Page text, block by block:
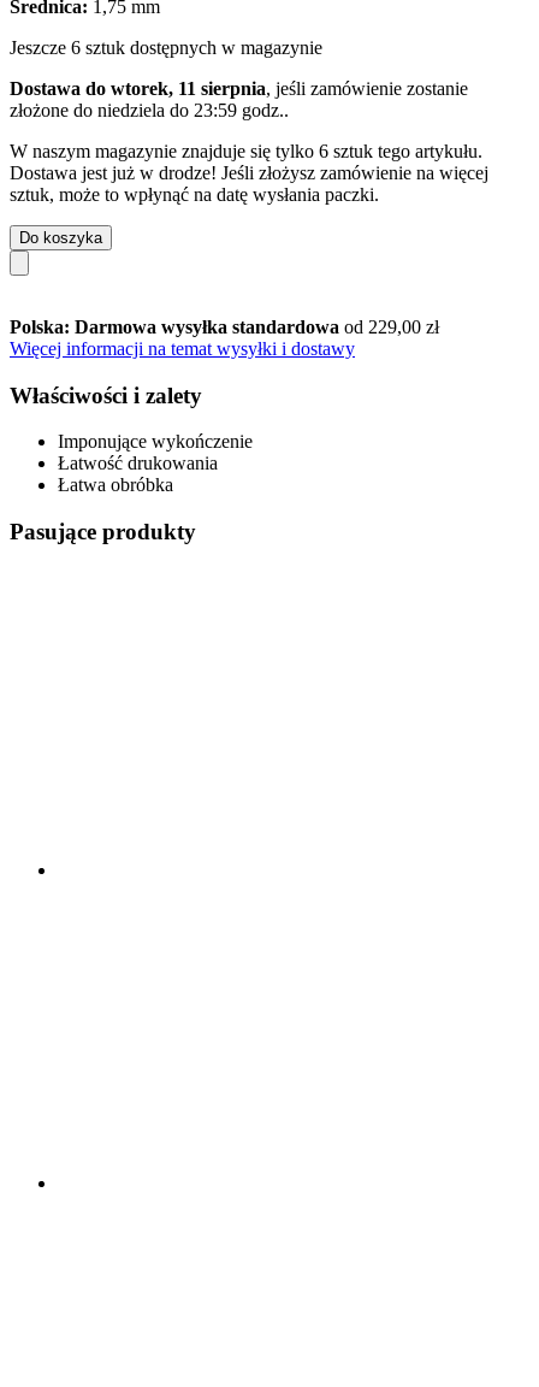
Średnica: 1,75 mm
Jeszcze 6 sztuk dostępnych w magazynie
Dostawa do wtorek, 11 sierpnia, jeśli zamówienie zostanie
złożone do niedziela do 23:59 godz..
W naszym magazynie znajduje się tylko 6 sztuk tego artykułu.
Dostawa jest już w drodze! Jeśli złożysz zamówienie na więcej
sztuk, może to wpłynąć na datę wysłania paczki.
Do koszyka
Polska: Darmowa wysyłka standardowa od 229,00 zł
Więcej informacji na temat wysyłki i dostawy
Właściwości i zalety
Imponujące wykończenie
Łatwość drukowania
Łatwa obróbka
Pasujące produkty